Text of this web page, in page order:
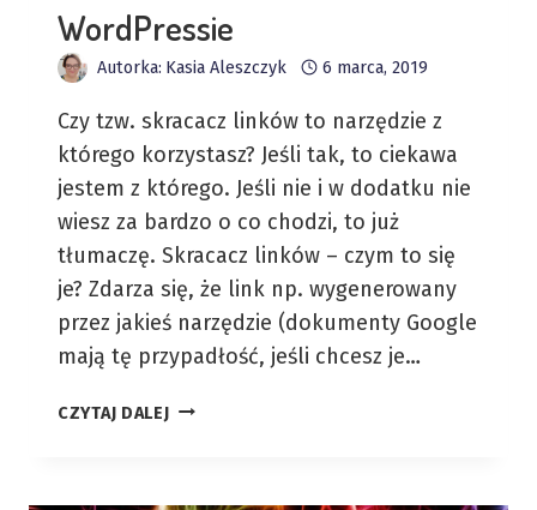
WordPressie
Autorka: Kasia Aleszczyk 6 marca, 2019
Czy tzw. skracacz linków to narzędzie z
którego korzystasz? Jeśli tak, to ciekawa
jestem z którego. Jeśli nie i w dodatku nie
wiesz za bardzo o co chodzi, to już
tłumaczę. Skracacz linków – czym to się
je? Zdarza się, że link np. wygenerowany
przez jakieś narzędzie (dokumenty Google
mają tę przypadłość, jeśli chcesz je…
CZYTAJ DALEJSTWÓRZ